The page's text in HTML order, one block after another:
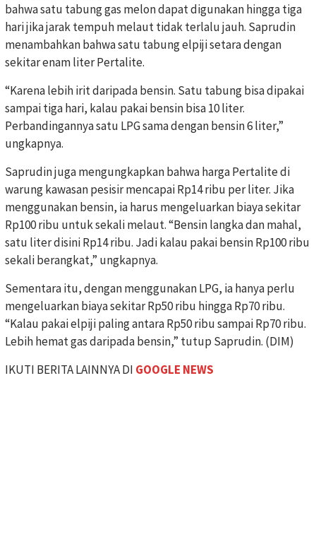
bahwa satu tabung gas melon dapat digunakan hingga tiga
hari jika jarak tempuh melaut tidak terlalu jauh. Saprudin
menambahkan bahwa satu tabung elpiji setara dengan
sekitar enam liter Pertalite.
“Karena lebih irit daripada bensin. Satu tabung bisa dipakai
sampai tiga hari, kalau pakai bensin bisa 10 liter.
Perbandingannya satu LPG sama dengan bensin 6 liter,”
ungkapnya.
Saprudin juga mengungkapkan bahwa harga Pertalite di
warung kawasan pesisir mencapai Rp14 ribu per liter. Jika
menggunakan bensin, ia harus mengeluarkan biaya sekitar
Rp100 ribu untuk sekali melaut. “Bensin langka dan mahal,
satu liter disini Rp14 ribu. Jadi kalau pakai bensin Rp100 ribu
sekali berangkat,” ungkapnya.
Sementara itu, dengan menggunakan LPG, ia hanya perlu
mengeluarkan biaya sekitar Rp50 ribu hingga Rp70 ribu.
“Kalau pakai elpiji paling antara Rp50 ribu sampai Rp70 ribu.
Lebih hemat gas daripada bensin,” tutup Saprudin. (DIM)
IKUTI BERITA LAINNYA DI GOOGLE NEWS